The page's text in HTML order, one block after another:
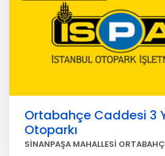
Ortabahçe Caddesi 3
Otoparkı
SİNANPAŞA MAHALLESİ